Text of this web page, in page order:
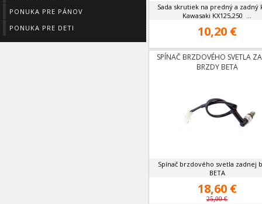
PONUKA PRE PÁNOV
PONUKA PRE DETI
Sada skrutiek na predný a zadný
Kawasaki KX125,250 ...
10,20 €
SPÍNAČ BRZDOVÉHO SVETLA
BRZDY BETA
Spínač brzdového svetla zadnej
BETA
18,60 €
25,00 €